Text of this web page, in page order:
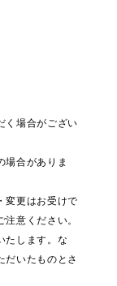
く場合がござい
合がありま
変更はお受けで
意ください。
たします。な
だいたものとさ